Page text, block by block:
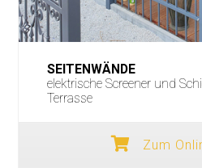
SEITENWÄNDE
elektrische Screener und
Terrasse
Zum